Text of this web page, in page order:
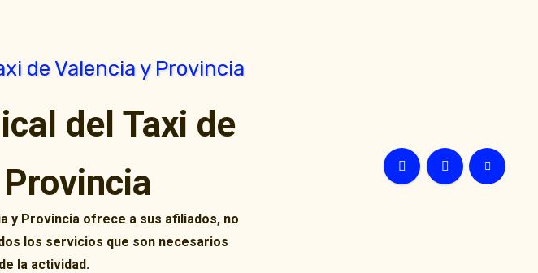
del Taxi de
y Provincia ofrece a sus afiliados, no
los servicios que son necesarios
la actividad.